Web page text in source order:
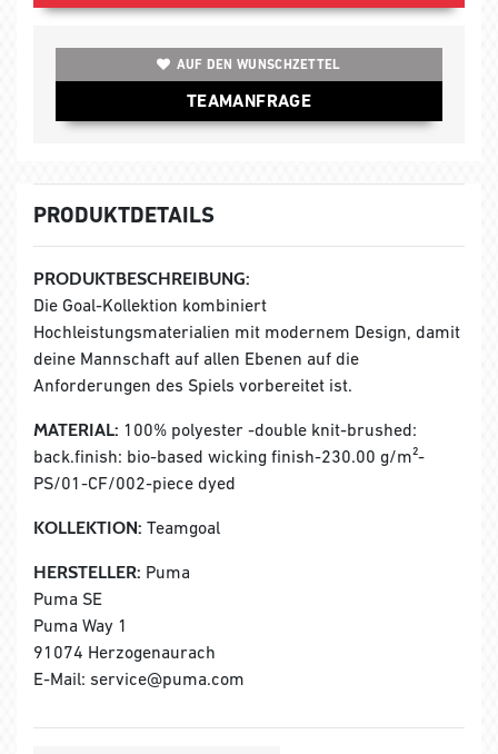
AUF DEN WUNSCHZETTEL
TEAMANFRAGE
PRODUKTDETAILS
PRODUKTBESCHREIBUNG:
Die Goal-Kollektion kombiniert
Hochleistungsmaterialien mit modernem Design, damit
deine Mannschaft auf allen Ebenen auf die
Anforderungen des Spiels vorbereitet ist.
MATERIAL: 100% polyester -double knit-brushed:
back.finish: bio-based wicking finish-230.00 g/m²-
PS/01-CF/002-piece dyed
KOLLEKTION: Teamgoal
HERSTELLER: Puma
Puma SE
Puma Way 1
91074 Herzogenaurach
E-Mail: service@puma.com